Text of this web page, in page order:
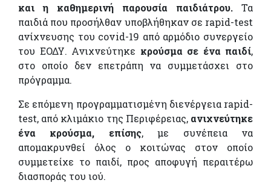
και η καθημερινή παρουσία παιδιάτρου. Τα
παιδιά που προσήλθαν υποβλήθηκαν σε rapid-test
ανίχνευσης του covid-19 από αρμόδιο συνεργείο
του ΕΟΔΥ. Ανιχνεύτηκε κρούσμα σε ένα παιδί,
στο οποίο δεν επετράπη να συμμετάσχει στο
πρόγραμμα.
Σε επόμενη προγραμματισμένη διενέργεια rapid-
test, από κλιμάκιο της Περιφέρειας, ανιχνεύτηκε
ένα κρούσμα, επίσης, με συνέπεια να
απομακρυνθεί όλος ο κοιτώνας στον οποίο
συμμετείχε το παιδί, προς αποφυγή περαιτέρω
διασποράς του ιού.